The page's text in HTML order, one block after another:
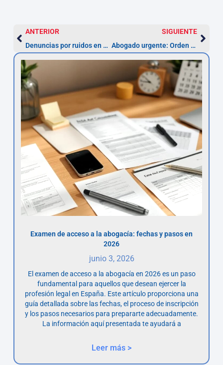
ANTERIOR
Denuncias por ruidos en Madrid: pasos y abogados especializados
SIGUIENTE
Abogado urgente: Orden de protección y alejamiento
Examen de acceso a la abogacía: fechas y pasos en
2026
junio 3, 2026
El examen de acceso a la abogacía en 2026 es un paso
fundamental para aquellos que desean ejercer la
profesión legal en España. Este artículo proporciona una
guía detallada sobre las fechas, el proceso de inscripción
y los pasos necesarios para prepararte adecuadamente.
La información aquí presentada te ayudará a
Leer más >